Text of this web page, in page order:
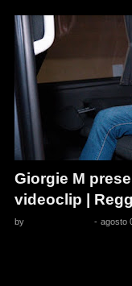
Giorgie M
videoclip |
by - agosto